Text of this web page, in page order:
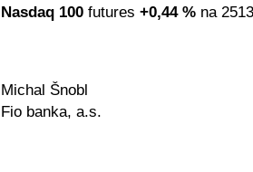
Nasdaq 100 futures +0,44 % na
Michal Šnobl
Fio banka, a.s.